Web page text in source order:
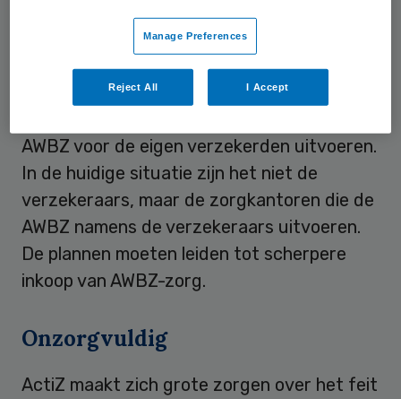
altijd geen verbetering. ActiZ heeft daarom
een nieuwe waarschuwing aan het
ministerie gestuurd.
AWBZ voor de eigen verzekerden uitvoeren.
In de huidige situatie zijn het niet de
verzekeraars, maar de zorgkantoren die de
AWBZ namens de verzekeraars uitvoeren.
De plannen moeten leiden tot scherpere
inkoop van AWBZ-zorg.
Onzorgvuldig
ActiZ maakt zich grote zorgen over het feit
Manage Preferences
Reject All I Accept